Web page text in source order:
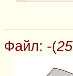
Файл: -(